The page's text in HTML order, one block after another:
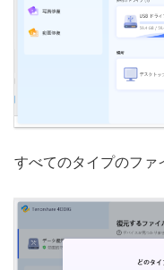
すべてのタイプのファ